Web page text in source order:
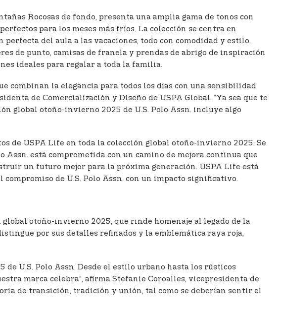
Rocosas de fondo, presenta una amplia gama de tonos con
para los meses más fríos. La colección se centra en
del aula a las vacaciones, todo con comodidad y estilo.
de punto, camisas de franela y prendas de abrigo de inspiración
ideales para regalar a toda la familia.
combinan la elegancia para todos los días con una sensibilidad
de Comercialización y Diseño de USPA Global. “Ya sea que te
global otoño-invierno 2025 de U.S. Polo Assn. incluye algo
de USPA Life en toda la colección global otoño-invierno 2025. Se
Assn. está comprometida con un camino de mejora continua que
un futuro mejor para la próxima generación. USPA Life está
de U.S. Polo Assn. con un impacto significativo.
otoño-invierno 2025, que rinde homenaje al legado de la
por sus detalles refinados y la emblemática raya roja,
U.S. Polo Assn. Desde el estilo urbano hasta los rústicos
marca celebra”, afirma Stefanie Coroalles, vicepresidenta de
de transición, tradición y unión, tal como se deberían sentir el